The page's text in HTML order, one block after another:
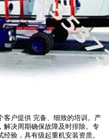
客户提供 完备、细致的培训。产
解决周期确保故障及时排除。专
验，具有级起重机安装资质。